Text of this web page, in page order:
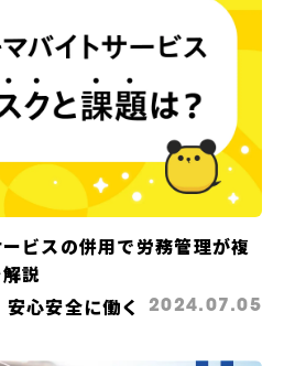
ビスの併用で労務管理が複
説
安心安全に働く 2024.07.05